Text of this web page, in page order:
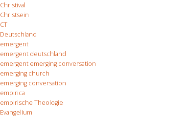
Christival
Christsein
CT
Deutschland
emergent
emergent deutschland
emergent emerging conversation
emerging church
emerging conversation
empirica
empirische Theologie
Evangelium